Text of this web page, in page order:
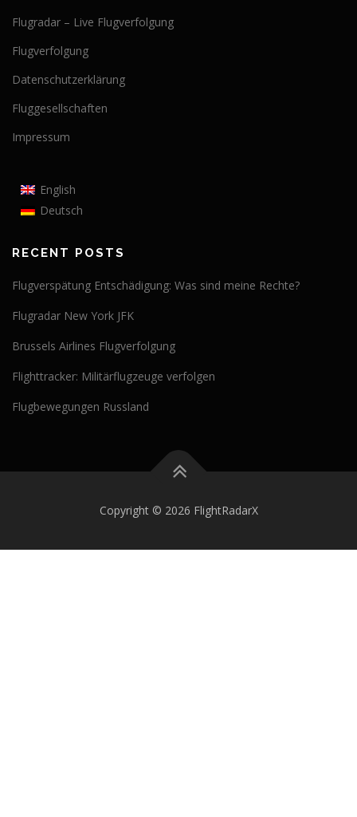
Flugradar – Live Flugverfolgung
Flugverfolgung
Datenschutzerklärung
Fluggesellschaften
Impressum
English
Deutsch
RECENT POSTS
Flugverspätung Entschädigung: Was sind meine Rechte?
Flugradar New York JFK
Brussels Airlines Flugverfolgung
Flighttracker: Militärflugzeuge verfolgen
Flugbewegungen Russland
Copyright © 2026 FlightRadarX